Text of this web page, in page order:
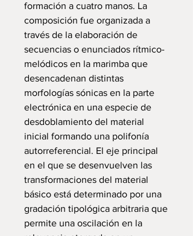
formación a cuatro manos. La
composición fue organizada a
través de la elaboración de
secuencias o enunciados rítmico-
melódicos en la marimba que
desencadenan distintas
morfologías sónicas en la parte
electrónica en una especie de
desdoblamiento del material
inicial formando una polifonía
autorreferencial. El eje principal
en el que se desenvuelven las
transformaciones del material
básico está determinado por una
gradación tipológica arbitraria que
permite una oscilación en la